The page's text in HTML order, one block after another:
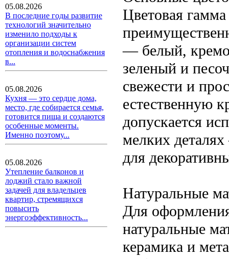
05.08.2026
В последние годы развитие
технологий значительно
изменило подходы к
организации систем
отопления и водоснабжения
в...
05.08.2026
Кухня — это сердце дома,
место, где собирается семья,
готовится пища и создаются
особенные моменты.
Именно поэтому...
05.08.2026
Утепление балконов и
лоджий стало важной
задачей для владельцев
квартир, стремящихся
повысить
энергоэффективность...
Цветовая
— белый,
зеленый и
свежести и
естественную
допускается
мелких
для
Натуральные
Для
натуральные
керамика и